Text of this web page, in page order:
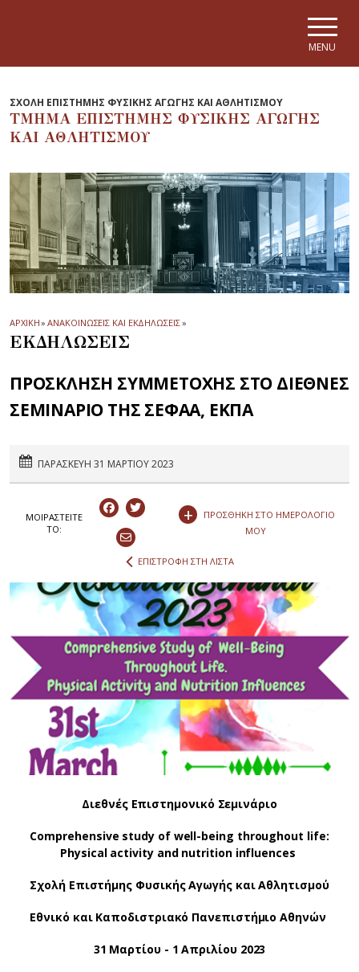
MENU
ΣΧΟΛΗ ΕΠΙΣΤΗΜΗΣ ΦΥΣΙΚΗΣ ΑΓΩΓΗΣ ΚΑΙ ΑΘΛΗΤΙΣΜΟΥ
ΤΜΗΜΑ ΕΠΙΣΤΗΜΗΣ ΦΥΣΙΚΗΣ ΑΓΩΓΗΣ
ΚΑΙ ΑΘΛΗΤΙΣΜΟΥ
ΑΡΧΙΚΗ» ΑΝΑΚΟΙΝΩΣΕΙΣ ΚΑΙ ΕΚΔΗΛΩΣΕΙΣ»
ΕΚΔΗΛΩΣΕΙΣ
ΠΡΟΣΚΛΗΣΗ ΣΥΜΜΕΤΟΧΗΣ ΣΤΟ ΔΙΕΘΝΕΣ
ΣΕΜΙΝΑΡΙΟ ΤΗΣ ΣΕΦΑΑ, ΕΚΠΑ
ΠΑΡΑΣΚΕΥΗ 31 ΜΑΡΤΙΟΥ 2023
ΜΟΙΡΑΣΤEIΤΕ
ΤΟ:
+
ΠΡΟΣΘΗΚΗ ΣΤΟ ΗΜΕΡΟΛΟΓΙΟ
ΜΟΥ
ΕΠΙΣΤΡΟΦΗ ΣΤΗ ΛΙΣΤΑ
Διεθνές Επιστημονικό Σεμινάριο
Comprehensive study of well-being throughout life:
Physical activity and nutrition influences
Σχολή Επιστήμης Φυσικής Αγωγής και Αθλητισμού
Εθνικό και Καποδιστριακό Πανεπιστήμιο Αθηνών
31 Μαρτίου - 1 Απριλίου 2023